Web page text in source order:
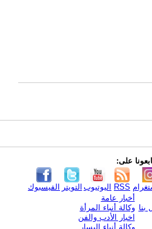
على:
الفيسبوك التويتر اليوتيوب RSS
بنا
أخبار عامة
وكالة أنباء المرأة
اخبار الأدب والفن
وكالة أنباء اليسار